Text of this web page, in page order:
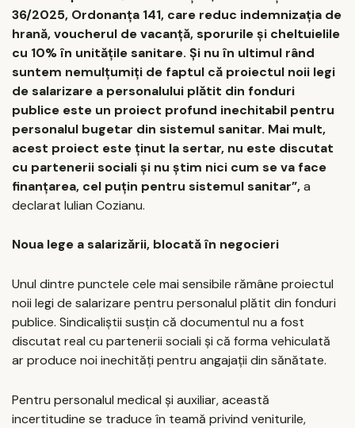
36/2025, Ordonanța 141, care reduc indemnizația de
hrană, voucherul de vacanță, sporurile și cheltuielile
cu 10% în unitățile sanitare. Și nu în ultimul rând
suntem nemulțumiți de faptul că proiectul noii legi
de salarizare a personalului plătit din fonduri
publice este un proiect profund inechitabil pentru
personalul bugetar din sistemul sanitar. Mai mult,
acest proiect este ținut la sertar, nu este discutat
cu partenerii sociali și nu știm nici cum se va face
finanțarea, cel puțin pentru sistemul sanitar”,a
declarat Iulian Cozianu.
Noua lege a salarizării, blocată în negocieri
Unul dintre punctele cele mai sensibile rămâne proiectul
noii legi de salarizare pentru personalul plătit din fonduri
publice. Sindicaliștii susțin că documentul nu a fost
discutat real cu partenerii sociali și că forma vehiculată
ar produce noi inechități pentru angajații din sănătate.
Pentru personalul medical și auxiliar, această
incertitudine se traduce în teamă privind veniturile,